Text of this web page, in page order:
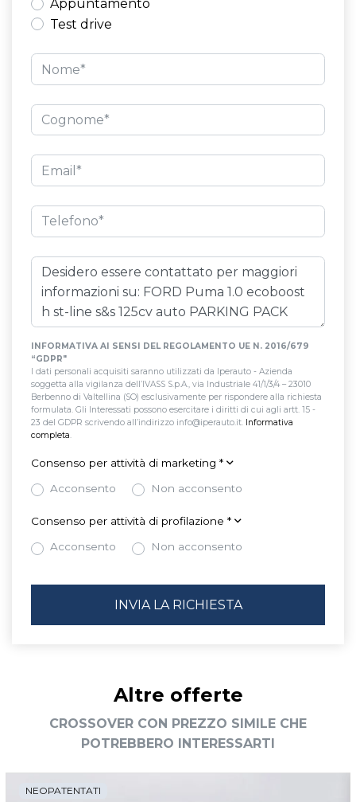
Climatizzatore automatico
Controllo della frenata
Esc / electronic stability control
Fari posteriori a led
Finestrini elettrici posteriori Fissaggi isofix
Illuminazione abitacolo
Impianto di navigazione con comandi vocali
Impianto di navigazione con touchscreen
Indicatore pressione pneumatici Interni in tessuto
Keyless system Kit riparazione pneumatici / tirefit
Lettore mp3 Leve al volante Limitatore di velocità
Luci diurne
Maniglie esterne in tinta Navigatore Pacchetto
Paraurti in tinta Partenza in salita assistita
Poggiatesta anteriori regolabili Poggiatesta posteriori regolabili
Portabicchiere Portaoggetti aggiuntivi
Regolatore di velocit - cruise control Ricezione radio digitale
Sensori di parcheggio anteriori Sensori luci
Sistema di chiamata demergenza
Appuntamento
Test drive
INFORMATIVA AI SENSI DEL REGOLAMENTO UE N. 2016/679
“GDPR"
I dati personali acquisiti saranno utilizzati da Iperauto - Azienda
soggetta alla vigilanza dell’IVASS S.p.A., via Industriale 41/1/3/4 – 23010
Berbenno di Valtellina (SO) esclusivamente per rispondere alla richiesta
formulata. Gli Interessati possono esercitare i diritti di cui agli artt. 15 -
23 del GDPR scrivendo all’indirizzo info@iperauto.it. Informativa
completa.
Consenso per attività di marketing *
Acconsento
Non acconsento
Consenso per attività di profilazione *
Acconsento
Non acconsento
Altre offerte
CROSSOVER CON PREZZO SIMILE CHE
POTREBBERO INTERESSARTI
NEOPATENTATI